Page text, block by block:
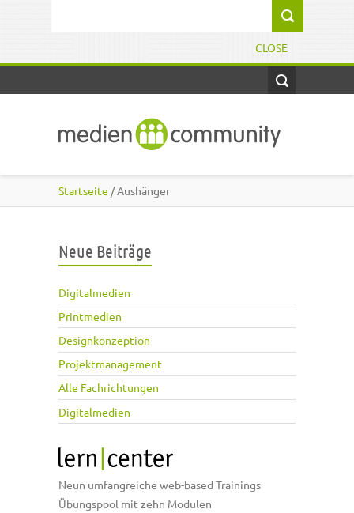
CLOSE
Startseite / Aushänger
Neue Beiträge
Digitalmedien
Printmedien
Designkonzeption
Projektmanagement
Alle Fachrichtungen
Digitalmedien
Neun umfangreiche web-based Trainings
Übungspool mit zehn Modulen